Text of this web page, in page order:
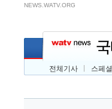
NEWS.WATV.ORG
전체기사 스페셜